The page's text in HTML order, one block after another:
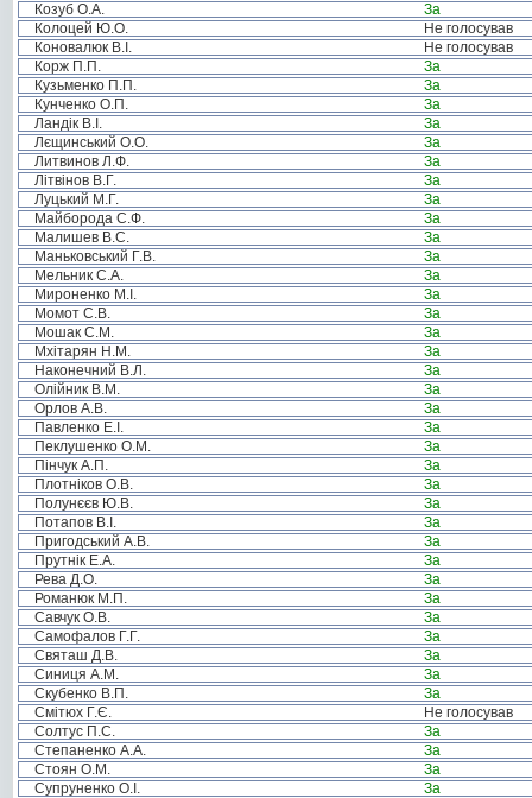
Козуб О.А.
За
Колоцей Ю.О.
Не голосував
Коновалюк В.І.
Не голосував
Корж П.П.
За
Кузьменко П.П.
За
Кунченко О.П.
За
Ландік В.І.
За
Лєщинський О.О.
За
Литвинов Л.Ф.
За
Літвінов В.Г.
За
Луцький М.Г.
За
Майборода С.Ф.
За
Малишев В.С.
За
Маньковський Г.В.
За
Мельник С.А.
За
Мироненко М.І.
За
Момот С.В.
За
Мошак С.М.
За
Мхітарян Н.М.
За
Наконечний В.Л.
За
Олійник В.М.
За
Орлов А.В.
За
Павленко Е.І.
За
Пеклушенко О.М.
За
Пінчук А.П.
За
Плотніков О.В.
За
Полунєєв Ю.В.
За
Потапов В.І.
За
Пригодський А.В.
За
Прутнік Е.А.
За
Рева Д.О.
За
Романюк М.П.
За
Савчук О.В.
За
Самофалов Г.Г.
За
Святаш Д.В.
За
Синиця А.М.
За
Скубенко В.П.
За
Смітюх Г.Є.
Не голосував
Солтус П.С.
За
Степаненко А.А.
За
Стоян О.М.
За
Супруненко О.І.
За